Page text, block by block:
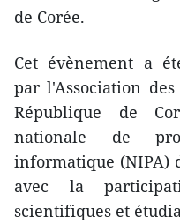
de Corée.
Cet évènement a
par l'Association
République de
nationale de
informatique (NIPA)
avec la
scientifiques et